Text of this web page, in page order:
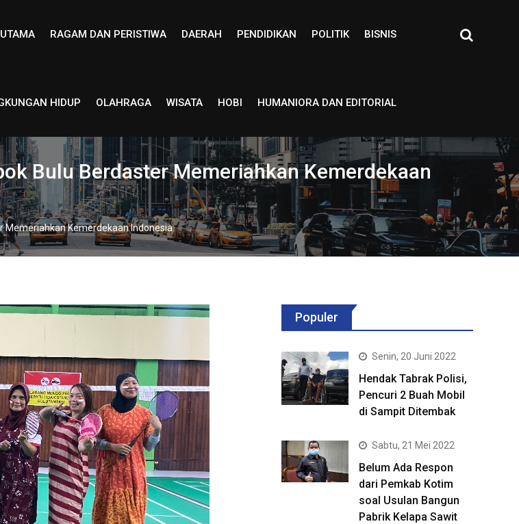
RAGAM DAN PERISTIWA DAERAH PENDIDIKAN POLITIK BISNIS
HIDUP OLAHRAGA WISATA HOBI HUMANIORA DAN EDITORIAL
Bulu Berdaster Memeriahkan Kemerdekaan
Memeriahkan Kemerdekaan Indonesia
Populer
Senin, 20 Juni 2022
Hendak Tabrak Polisi,
Pencuri 2 Buah Mobil
di Sampit Ditembak
Sabtu, 21 Mei 2022
Belum Ada Respon
dari Pemkab Kotim
soal Usulan Bangun
Pabrik Kelapa Sawit